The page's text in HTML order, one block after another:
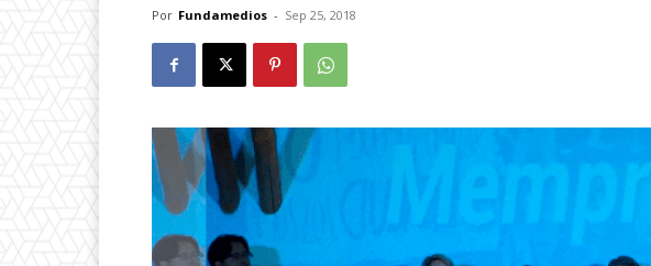
Por Fundamedios - Sep 25, 2018